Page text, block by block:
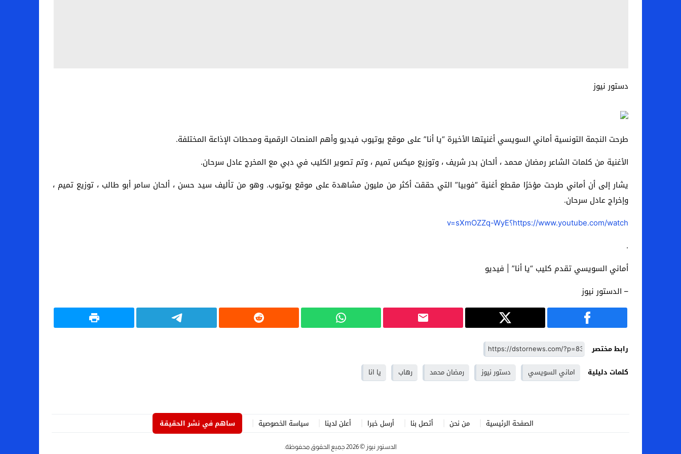
دستور نيوز
طرحت النجمة التونسية أماني السويسي أغنيتها الأخيرة “يا أنا” على موقع يوتيوب فيديو وأهم المنصات الرقمية ومحطات الإذاعة المختلفة.
الأغنية من كلمات الشاعر رمضان محمد ، ألحان بدر شريف ، وتوزيع ميكس تميم ، وتم تصوير الكليب في دبي مع المخرج عادل سرحان.
يشار إلى أن أماني طرحت مؤخرًا مقطع أغنية “فوبيا” التي حققت أكثر من مليون مشاهدة على موقع يوتيوب. وهو من تأليف سيد حسن ، ألحان سامر أبو طالب ، توزيع تميم ،
وإخراج عادل سرحان.
https://www.youtube.com/watch؟v=sXmOZZq-WyE
.
أماني السويسي تقدم كليب “يا أنا” | فيديو
– الدستور نيوز
رابط مختصر
كلمات دليلية
اماني السويسي دستور نيوز رمضان محمد رهاب يا انا
الصفحة الرئيسية من نحن أتصل بنا أرسل خبرا أعلن لدينا سياسة الخصوصية ساهم في نشر الحقيقة
الدستور نيوز © 2026 جميع الحقوق محفوظة.